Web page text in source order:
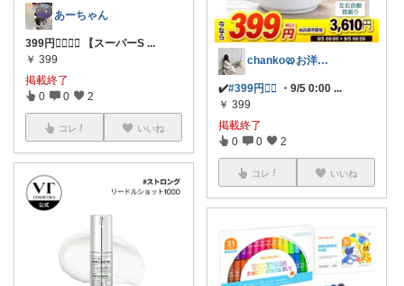
あーちゃん
399円❤️‍🔥❤️‍🔥 【スーパーS ...
￥ 399
掲載終了
0 0 2
コレ いいね
chanko🥨お洋服/出産準備💗
✔️#399円❤️‍🔥 ・9/5 0:00 ...
￥ 399
掲載終了
0 0 2
コレ いいね